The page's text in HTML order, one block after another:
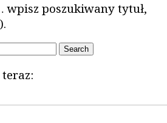
wpisz poszukiwany tytuł,